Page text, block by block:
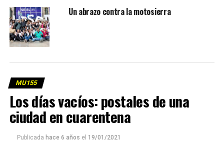
Un abrazo contra la motosierra
MU155
Los días vacíos: postales de una
ciudad en cuarentena
Publicada hace 6 años el 19/01/2021